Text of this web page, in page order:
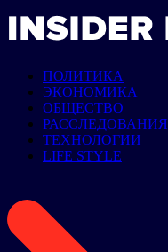
ПОЛИТИКА
ЭКОНОМИКА
ОБЩЕСТВО
РАССЛЕДОВАНИЯ
ТЕХНОЛОГИИ
LIFE STYLE